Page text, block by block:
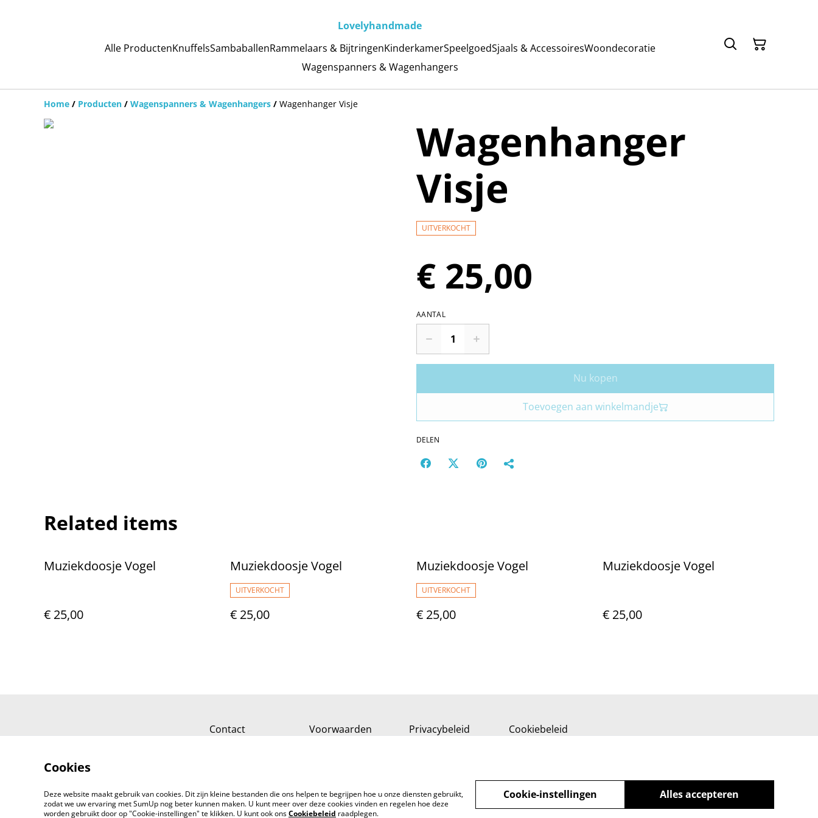
Lovelyhandmade
Alle ProductenKnuffelsSambaballenRammelaars & BijtringenKinderkamerSpeelgoedSjaals & AccessoiresWoondecoratie
Wagenspanners & Wagenhangers
Home / Producten / Wagenspanners & Wagenhangers / Wagenhanger Visje
Wagenhanger
Visje
UITVERKOCHT
€ 25,00
AANTAL
Nu kopen
Toevoegen aan winkelmandje
DELEN
Related items
Muziekdoosje Vogel
€ 25,00
Muziekdoosje Vogel
UITVERKOCHT
€ 25,00
Muziekdoosje Vogel
UITVERKOCHT
€ 25,00
Muziekdoosje Vogel
€ 25,00
Contact Voorwaarden Privacybeleid Cookiebeleid
Cookies
Deze website maakt gebruik van cookies. Dit zijn kleine bestanden die ons helpen te begrijpen hoe u onze diensten gebruikt,
zodat we uw ervaring met SumUp nog beter kunnen maken. U kunt meer over deze cookies vinden en regelen hoe deze
worden gebruikt door op "Cookie-instellingen" te klikken. U kunt ook onsCookiebeleid raadplegen.
Alles accepteren
Cookie-instellingen